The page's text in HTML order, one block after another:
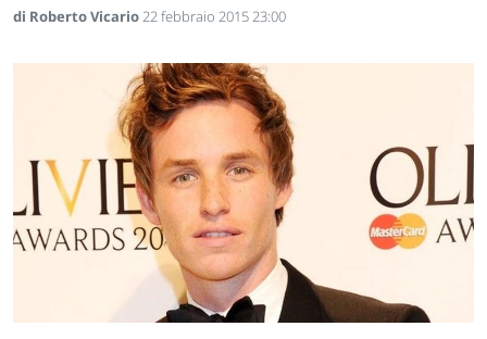
di Roberto Vicario22 febbraio 2015 23:00